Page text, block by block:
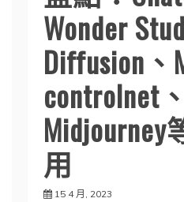
Wonder
Diffusion、
controlnet、
用
15 4 月, 2023